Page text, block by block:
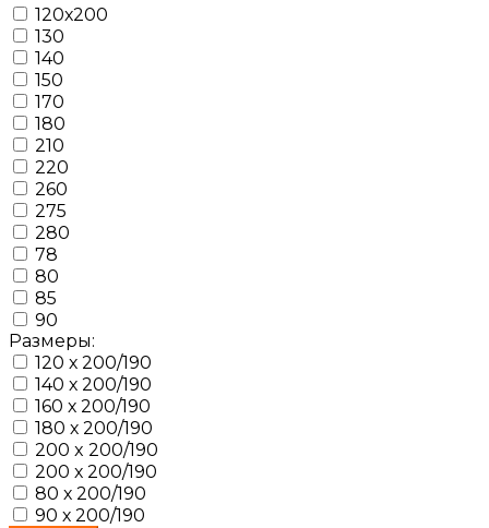
120х200
130
140
150
170
180
210
220
260
275
280
78
80
85
90
Размеры:
120 х 200/190
140 х 200/190
160 х 200/190
180 х 200/190
200 x 200/190
200 х 200/190
80 х 200/190
90 х 200/190